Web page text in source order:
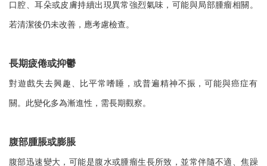
口腔、耳朵或皮膚持續出現異常強烈氣味，可能與局部腫瘤相關。
若清潔後仍未改善，應考慮檢查。
長期疲倦或抑鬱
對遊戲失去興趣、比平常嗜睡，或普遍精神不振，可能與癌症有
關。此變化多為漸進性，需長期觀察。
腹部腫脹或膨脹
腹部迅速變大，可能是腹水或腫瘤生長所致，並常伴隨不適、焦躁